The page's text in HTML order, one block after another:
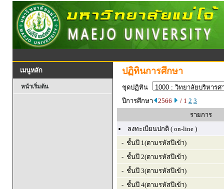
เมนูหลัก
หน้าเริ่มต้น
ปฏิทินการศึกษา
ชุดปฏิทิน
ปีการศึกษา
2566 / 1 2 3
รายการ
ลงทะเบียนปกติ ( on-line )
- ชั้นปี 1(ตามรหัสปีเข้า)
- ชั้นปี 2(ตามรหัสปีเข้า)
- ชั้นปี 3(ตามรหัสปีเข้า)
- ชั้นปี 4(ตามรหัสปีเข้า)